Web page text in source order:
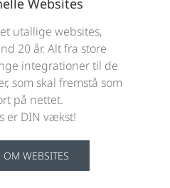
Websites
utallige websites,
20 år. Alt fra store
integrationer til de
som skal fremstå som
på nettet.
er DIN vækst!
WEBSITES